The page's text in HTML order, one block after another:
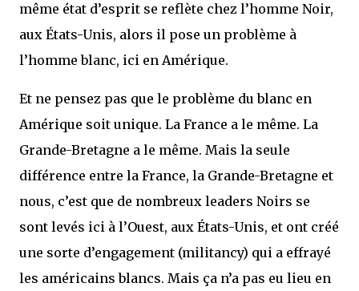
même état d’esprit se reflète chez l’homme Noir,
aux États-Unis, alors il pose un problème à
l’homme blanc, ici en Amérique.
Et ne pensez pas que le problème du blanc en
Amérique soit unique. La France a le même. La
Grande-Bretagne a le même. Mais la seule
différence entre la France, la Grande-Bretagne et
nous, c’est que de nombreux leaders Noirs se
sont levés ici à l’Ouest, aux États-Unis, et ont créé
une sorte d’engagement (militancy) qui a effrayé
les américains blancs. Mais ça n’a pas eu lieu en